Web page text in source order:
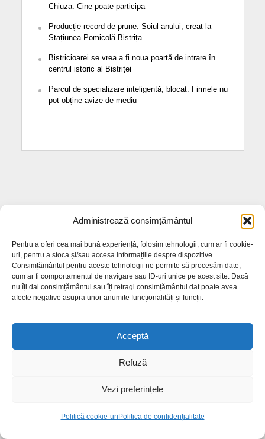
Administrează consimțământul
Pentru a oferi cea mai bună experiență, folosim tehnologii, cum ar fi cookie-
uri, pentru a stoca și/sau accesa informațiile despre dispozitive.
Consimțământul pentru aceste tehnologii ne permite să procesăm date,
cum ar fi comportamentul de navigare sau ID-uri unice pe acest site. Dacă
nu îți dai consimțământul sau îți retragi consimțământul dat poate avea
afecte negative asupra unor anumite funcționalități și funcții.
Acceptă
Refuză
Vezi preferințele
Politică cookie-uriPolitica de confidențialitate
Chiuza. Cine poate participa
Producție record de prune. Soiul anului, creat la
Stațiunea Pomicolă Bistrița
Bistricioarei se vrea a fi noua poartă de intrare în
centrul istoric al Bistriței
Parcul de specializare inteligentă, blocat. Firmele nu
pot obține avize de mediu